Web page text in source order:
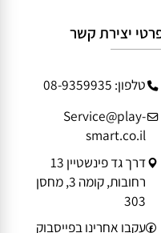
פרטי יצירת קשר
טלפון: 08-9359935
Service@play-
smart.co.il
דרך גד פינשטיין 13